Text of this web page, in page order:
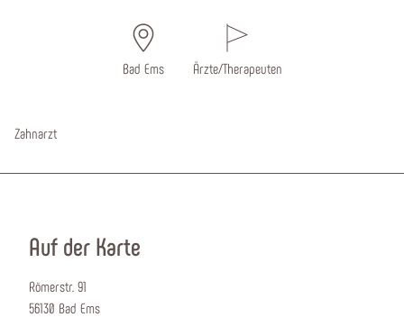
Bad Ems Ärzte/Therapeuten
Zahnarzt
Auf der Karte
Römerstr. 91
56130 Bad Ems